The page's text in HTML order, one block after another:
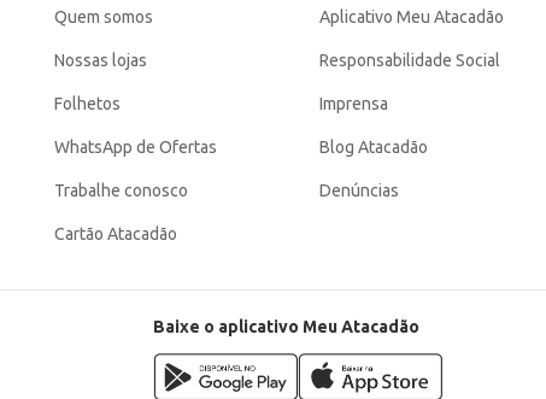
Quem somos
Nossas lojas
Folhetos
WhatsApp de Ofertas
Trabalhe conosco
Cartão Atacadão
Aplicativo Meu Atacadão
Responsabilidade Social
Imprensa
Blog Atacadão
Denúncias
Baixe o aplicativo Meu Atacadão